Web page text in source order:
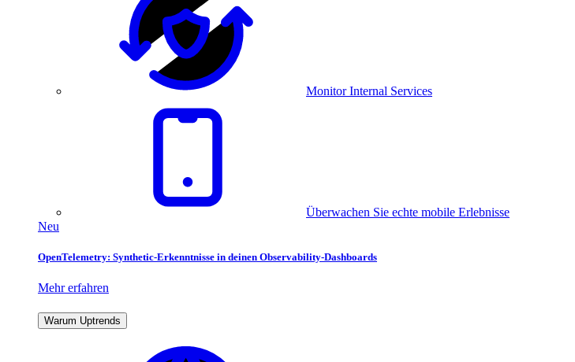
Monitor Internal Services
Überwachen Sie echte mobile Erlebnisse
Neu
OpenTelemetry: Synthetic-Erkenntnisse in deinen Observability-Dashboards
Mehr erfahren
Warum Uptrends